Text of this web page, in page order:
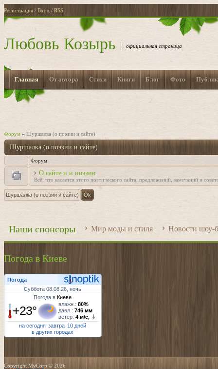
Регистрация / Вход / RSS
Любовь Козырь официальная страница
Главная От автора Стихи Книги Блог Фото
Форум » Шуршалка (о поэзии и сайте)
Шуршалка (о поэзии и сайте)
Форум
О сайте и и поэзии
Всё, что касается этого поэтического сайта, предложений, замечаний и
Наши спонсоры Мир моды и стиля Новости шоу-
Погода в Киеве
Погода
Суббота 08.08.26, ночь
Погода вКиеве
+23° влажн.:80%
давл.:746 мм
ветер:4 м/с,
на сегодня завтра 10 дней
в других городах
Copyright MyCorp © 2026